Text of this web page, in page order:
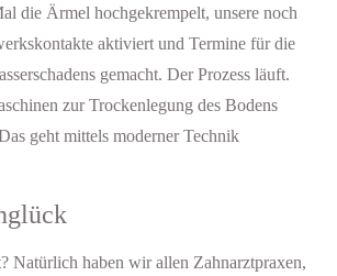
die Ärmel hochgekrempelt, unsere noch
aktiviert und Termine für die
gemacht. Der Prozess läuft.
zur Trockenlegung des Bodens
geht mittels moderner Technik
Natürlich haben wir allen Zahnarztpraxen,